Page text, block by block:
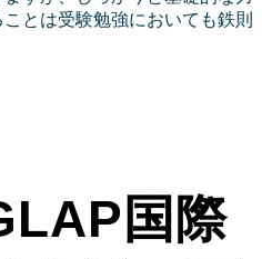
とは受験勉強においても鉄則
国際